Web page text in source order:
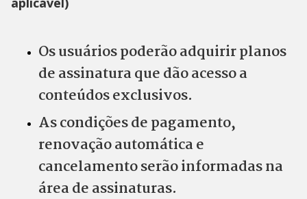
Os usuários poderão adquirir planos
de assinatura que dão acesso a
conteúdos exclusivos.
As condições de pagamento,
renovação automática e
cancelamento serão informadas na
área de assinaturas.